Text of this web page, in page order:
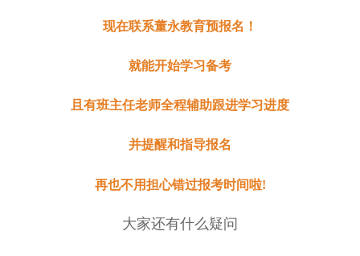
现在联系董永教育预报名！
就能开始学习备考
且有班主任老师全程辅助跟进学习进度
并提醒和指导报名
再也不用担心错过报考时间啦!
大家还有什么疑问